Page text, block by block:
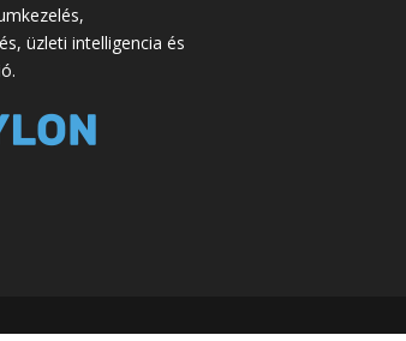
üzleti intelligencia és